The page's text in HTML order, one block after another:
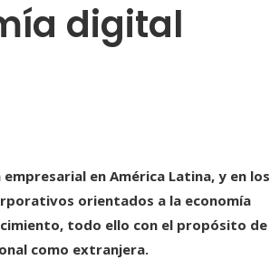
digital
en América Latina, y en los
orientados a la economía
todo ello con el propósito de
como extranjera.